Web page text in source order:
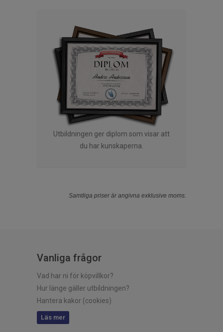
Utbildningen ger diplom som visar att
du har kunskaperna.
Samtliga priser är angivna exklusive moms.
Vanliga frågor
Vad har ni för köpvillkor?
Hur länge gäller utbildningen?
Hantera kakor (cookies)
Läs mer